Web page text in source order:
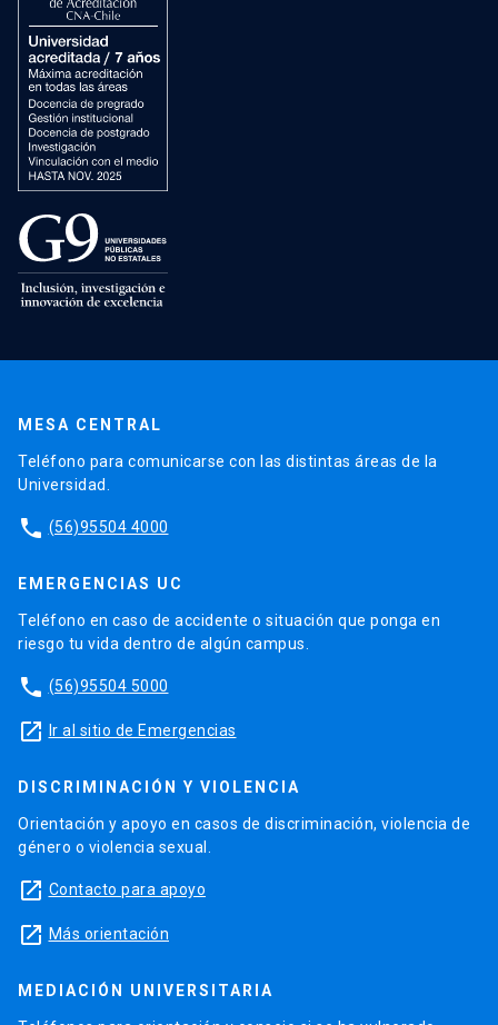
MESA CENTRAL
Teléfono para comunicarse con las distintas áreas de la
Universidad.
phone (56)95504 4000
EMERGENCIAS UC
Teléfono en caso de accidente o situación que ponga en
riesgo tu vida dentro de algún campus.
phone (56)95504 5000
launch Ir al sitio de Emergencias
DISCRIMINACIÓN Y VIOLENCIA
Orientación y apoyo en casos de discriminación, violencia de
género o violencia sexual.
launch Contacto para apoyo
launch Más orientación
MEDIACIÓN UNIVERSITARIA